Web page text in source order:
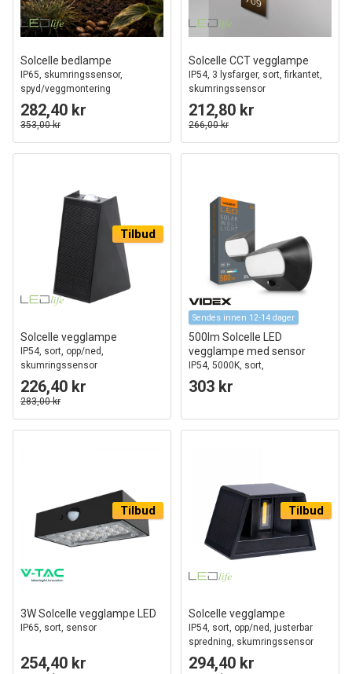
Solcelle bedlampe
IP65, skumringssensor,
spyd/veggmontering
282,40 kr
353,00 kr
Solcelle CCT vegglampe
IP54, 3 lysfarger, sort, firkantet,
skumringssensor
212,80 kr
266,00 kr
Tilbud
Solcelle vegglampe
IP54, sort, opp/ned,
skumringssensor
226,40 kr
283,00 kr
Sendes innen 12-14 dager
500lm Solcelle LED
vegglampe med sensor
IP54, 5000K, sort,
bevegelsessensor, utendørs
303 kr
Tilbud
3W Solcelle vegglampe LED
IP65, sort, sensor
254,40 kr
Tilbud
Solcelle vegglampe
IP54, sort, opp/ned, justerbar
spredning, skumringssensor
294,40 kr